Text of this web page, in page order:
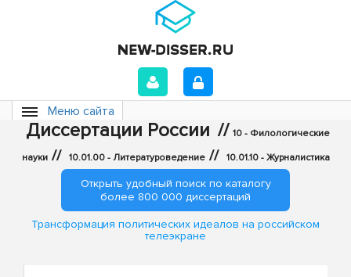
Меню сайта
Диссертации России // 10 - Филологические
науки // 10.01.00 - Литературоведение // 10.01.10 - Журналистика
Открыть удобный поиск по каталогу
более 800 000 диссертаций
Трансформация политических идеалов на российском
телеэкране